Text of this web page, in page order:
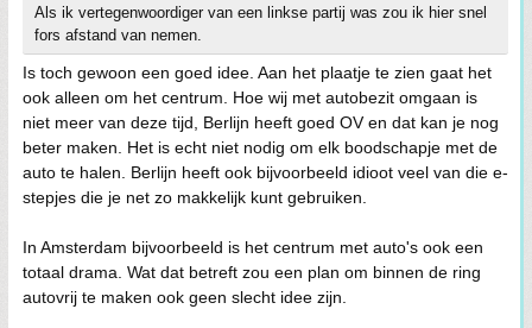
Als ik vertegenwoordiger van een linkse partij was zou ik hier snel
fors afstand van nemen.
Is toch gewoon een goed idee. Aan het plaatje te zien gaat het
ook alleen om het centrum. Hoe wij met autobezit omgaan is
niet meer van deze tijd, Berlijn heeft goed OV en dat kan je nog
beter maken. Het is echt niet nodig om elk boodschapje met de
auto te halen. Berlijn heeft ook bijvoorbeeld idioot veel van die e-
stepjes die je net zo makkelijk kunt gebruiken.
In Amsterdam bijvoorbeeld is het centrum met auto's ook een
totaal drama. Wat dat betreft zou een plan om binnen de ring
autovrij te maken ook geen slecht idee zijn.